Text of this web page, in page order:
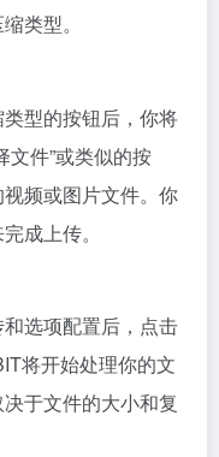
类型。
型的按钮后，你将
文件”或类似的按
频或图片文件。你
成上传。
选项配置后，点击
将开始处理你的文
于文件的大小和复